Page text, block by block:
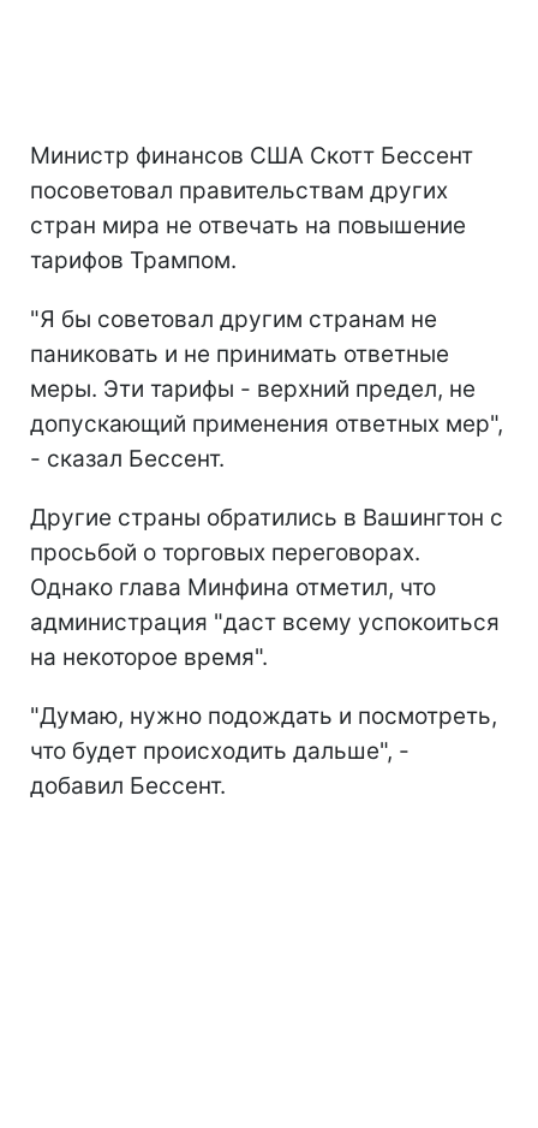
Министр финансов США Скотт Бессент
посоветовал правительствам других
стран мира не отвечать на повышение
тарифов Трампом.
"Я бы советовал другим странам не
паниковать и не принимать ответные
меры. Эти тарифы - верхний предел, не
допускающий применения ответных мер",
- сказал Бессент.
Другие страны обратились в Вашингтон с
просьбой о торговых переговорах.
Однако глава Минфина отметил, что
администрация "даст всему успокоиться
на некоторое время".
"Думаю, нужно подождать и посмотреть,
что будет происходить дальше", -
добавил Бессент.